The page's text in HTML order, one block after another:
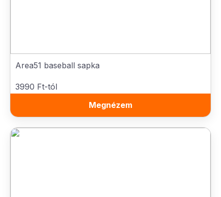
Area51 baseball sapka
3990 Ft-tól
Megnézem